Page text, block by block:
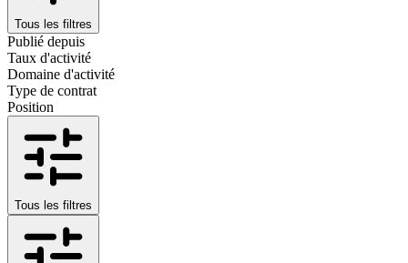
Tous les filtres
Publié depuis
Taux d'activité
Domaine d'activité
Type de contrat
Position
Tous les filtres